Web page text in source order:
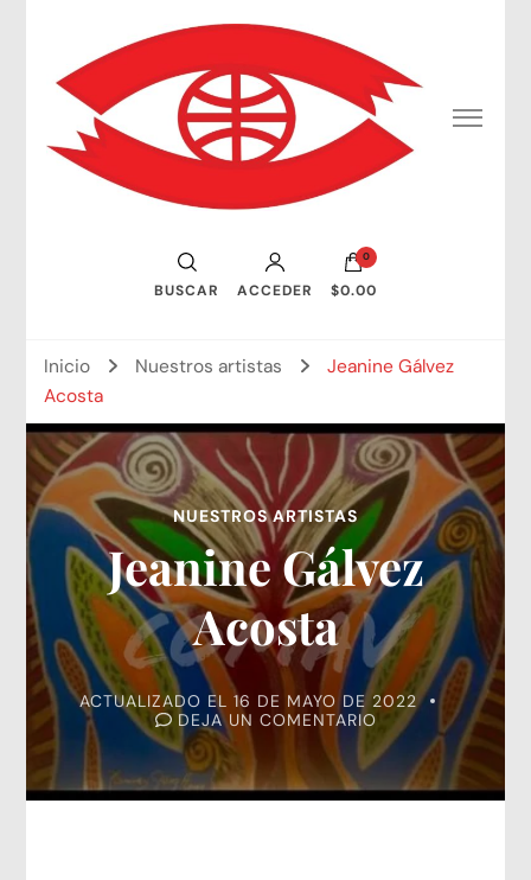
Consejo Mundial de Artistas Visuales
BUSCAR ACCEDER
0
$0.00
Inicio Nuestros artistas
Jeanine Gálvez
Acosta
NUESTROS ARTISTAS
Jeanine Gálvez
Acosta
ACTUALIZADO EL 16 DE MAYO DE 2022
DEJA UN COMENTARIOEN
JEANINE
GÁLVEZ
ACOSTA